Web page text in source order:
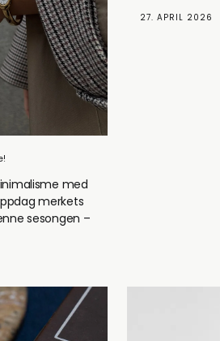
med
merkets
sesongen –
27. APRIL 2026